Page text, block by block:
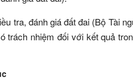
tra, đánh giá đất đai (Bộ Tài
nhiệm đối với kết quả